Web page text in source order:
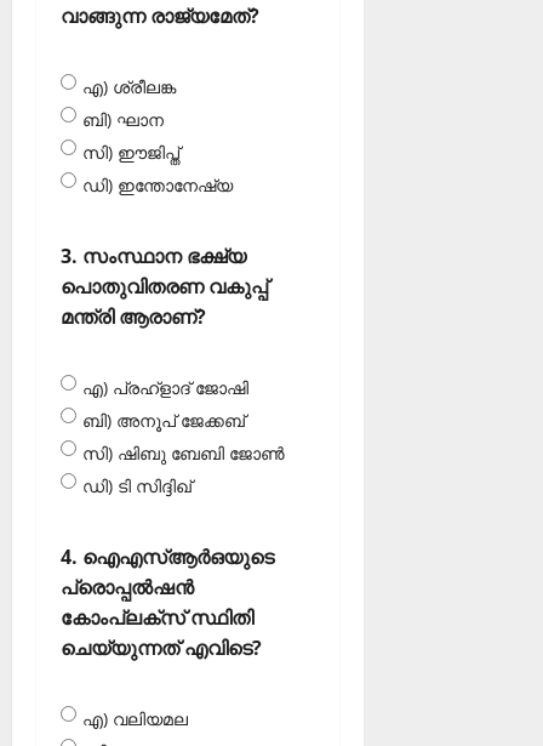
വാങ്ങുന്ന രാജ്യമേത്?
എ) ശ്രീലങ്ക
ബി) ഘാന
സി) ഈജിപ്ത്
ഡി) ഇന്തോനേഷ്യ
3. സംസ്ഥാന ഭക്ഷ്യ
പൊതുവിതരണ വകുപ്പ്
മന്ത്രി ആരാണ്?
എ) പ്രഹ്‌ളാദ് ജോഷി
ബി) അനൂപ് ജേക്കബ്
സി) ഷിബു ബേബി ജോണ്‍
ഡി) ടി സിദ്ദിഖ്‌
4. ഐഎസ്ആര്‍ഒയുടെ
പ്രൊപ്പല്‍ഷന്‍
കോംപ്ലക്‌സ് സ്ഥിതി
ചെയ്യുന്നത് എവിടെ?
എ) വലിയമല